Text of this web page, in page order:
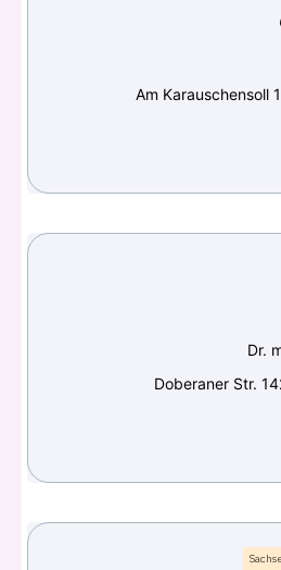
Am Karauschensoll
Dr.
Doberaner Str.